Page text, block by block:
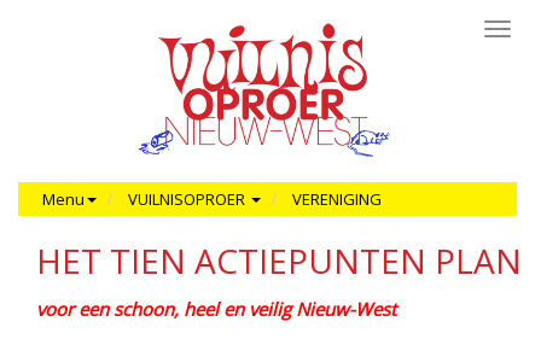
Menu VUILNISOPROER VERENIGING
HET TIEN ACTIEPUNTEN PLAN
voor een schoon, heel en veiligNieuw-West